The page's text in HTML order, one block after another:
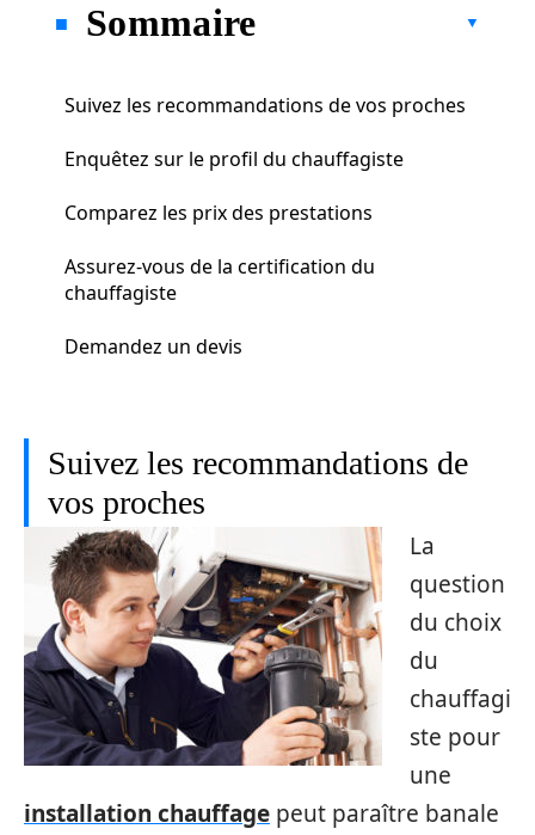
Sommaire
Suivez les recommandations de vos proches
Enquêtez sur le profil du chauffagiste
Comparez les prix des prestations
Assurez-vous de la certification du
chauffagiste
Demandez un devis
Suivez les recommandations de
vos proches
La
question
du choix
du
chauffagi
ste pour
une
installation chauffage peut paraître banale